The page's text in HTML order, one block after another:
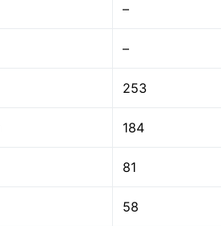
–
–
253
184
81
58